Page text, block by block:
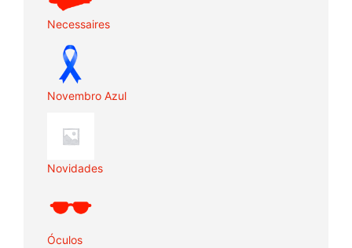
Necessaires
Novembro Azul
Novidades
Óculos